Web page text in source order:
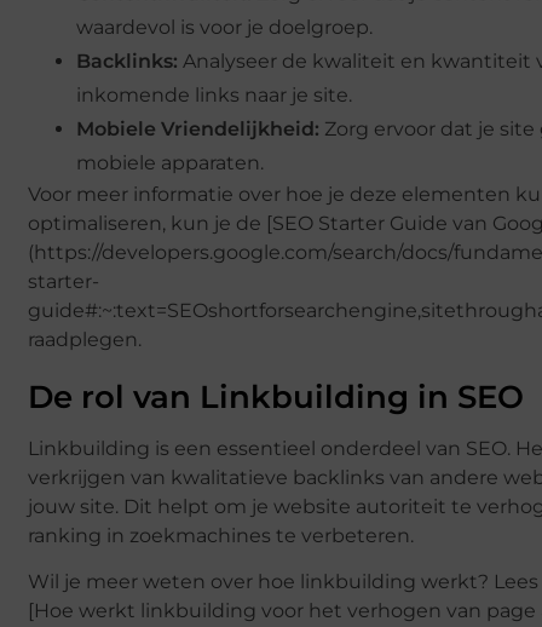
waardevol is voor je doelgroep.
Backlinks: Analyseer de kwaliteit en kwantiteit
inkomende links naar je site.
Mobiele Vriendelijkheid: Zorg ervoor dat je
mobiele apparaten.
Voor meer informatie over hoe je deze elementen
optimaliseren, kun je de [SEO Starter Guide van
(https://developers.google.com/search/docs/
starter-
raadplegen.
De rol van Linkbuilding in SEO
Linkbuilding is een essentieel onderdeel van SEO.
verkrijgen van kwalitatieve backlinks van andere
jouw site. Dit helpt om je website autoriteit te
ranking in zoekmachines te verbeteren.
Wil je meer weten over hoe linkbuilding werkt?
[Hoe werkt linkbuilding voor het verhogen van